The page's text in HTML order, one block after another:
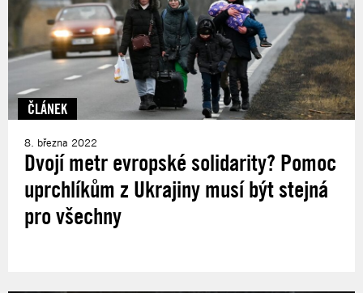
ČLÁNEK
8. března 2022
Dvojí metr evropské solidarity? Pomoc
uprchlíkům z Ukrajiny musí být stejná
pro všechny